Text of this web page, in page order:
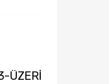
ÜZERİ